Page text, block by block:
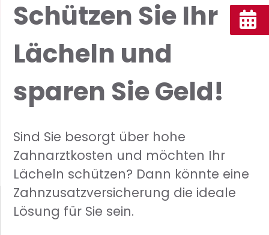
Schützen Sie Ihr
Lächeln und
sparen Sie Geld!
Sind Sie besorgt über hohe
Zahnarztkosten und möchten Ihr
Lächeln schützen? Dann könnte eine
Zahnzusatzversicherung die ideale
Lösung für Sie sein.